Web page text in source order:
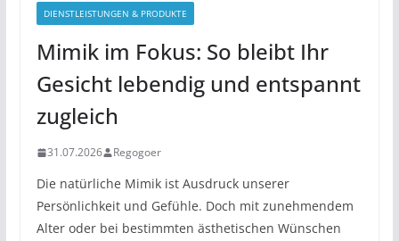
DIENSTLEISTUNGEN & PRODUKTE
Mimik im Fokus: So bleibt Ihr
Gesicht lebendig und entspannt
zugleich
31.07.2026 Regogoer
Die natürliche Mimik ist Ausdruck unserer
Persönlichkeit und Gefühle. Doch mit zunehmendem
Alter oder bei bestimmten ästhetischen Wünschen